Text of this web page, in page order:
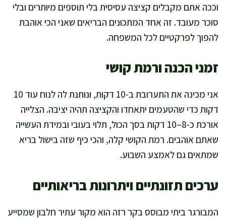
וככה אתם מקבלים קציצה עסיסית בלי תוספים מיותרים ובלי
סוכר מעובד. זה אחד המתכונים הבריאים שאני הכי אוהבת
להפוך לפרקטיים לכל המשפחה.
זמני הכנה ורמת קושי
אני מכינה את התערובת ב-10 דקות, ונותנת לה לנוח עוד 10
דקות כדי שהטעמים יתאחדו והקציצה תהיה יציבה. הצלייה
אורכת כ-8–10 דקות בסך הכול, תלוי בעובי ובמידת העשייה
שאתם אוהבים. רמת הקושי קלה, והכי כיף שזה בישול בריא
שמתאים גם לאמצע השבוע.
ערכים תזונתיים ויתרונות בריאותיים
המבורגר ביתי מבוסס בקר רזה הוא מקור עתיר חלבון שמסייע